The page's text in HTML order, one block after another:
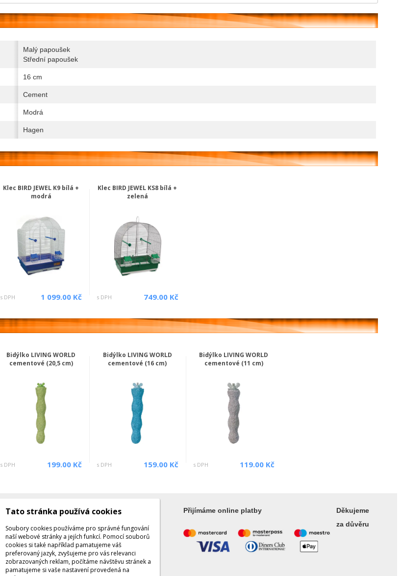
Malý papoušek
Střední papoušek
16 cm
Cement
Modrá
Hagen
Klec BIRD JEWEL K9 bílá +
modrá
s DPH 1 099.00 Kč
Klec BIRD JEWEL KS8 bílá +
zelená
s DPH 749.00 Kč
Bidýlko LIVING WORLD
cementové (20,5 cm)
s DPH 199.00 Kč
Bidýlko LIVING WORLD
cementové (16 cm)
s DPH 159.00 Kč
Bidýlko LIVING WORLD
cementové (11 cm)
s DPH 119.00 Kč
Kontakty
Kontaktujte nás
Tel.: +420 608 141 224
Po - Pá: 9:00 - 16:00
Facebook
Přijímáme online platby
Děkujeme
za důvěru
Tato stránka používá cookies
Soubory cookies používáme pro správné fungování
naší webové stránky a jejích funkcí. Pomocí souborů
cookies si také například pamatujeme váš
preferovaný jazyk, zvyšujeme pro vás relevanci
zobrazovaných reklam, počítáme návštěvu stránek a
pamatujeme si vaše nastavení provedená na